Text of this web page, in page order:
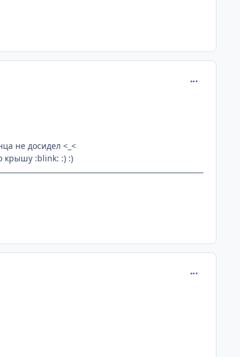
не досидел <_<
крышу :blink: :) :)